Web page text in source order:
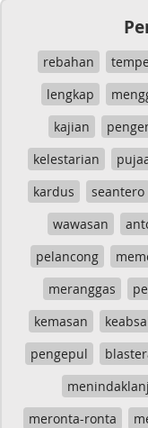
rebahan
lengkap
kajian
kelestarian
kardus
seantero
wawasan
pelancong
meranggas
kemasan
pengepul
meronta-ronta